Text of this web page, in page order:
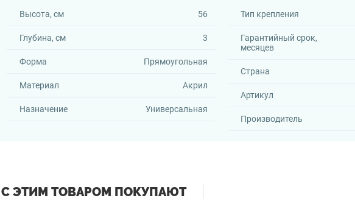
Высота, см 56
Глубина, см 3
Форма Прямоугольная
Материал Акрил
Назначение Универсальная
Тип крепления
Гарантийный срок,
месяцев
Страна
Артикул
Производитель
С ЭТИМ ТОВАРОМ ПОКУПАЮТ